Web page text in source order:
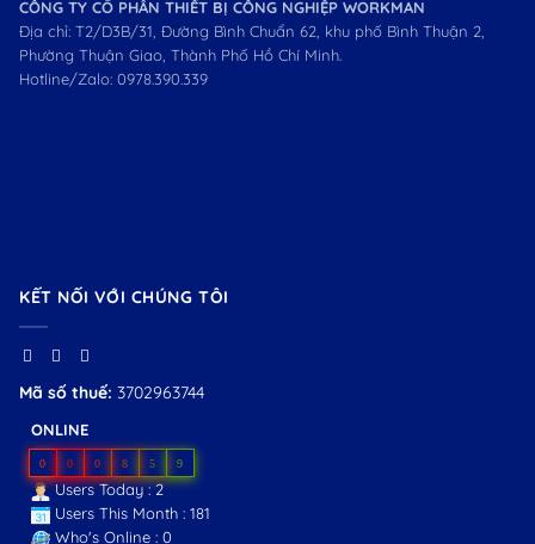
CÔNG TY CỔ PHẦN THIẾT BỊ CÔNG NGHIỆP WORKMAN
Địa chỉ: T2/D3B/31, Đường Bình Chuẩn 62, khu phố Bình Thuận 2,
Phường Thuận Giao, Thành Phố Hồ Chí Minh.
Hotline/Zalo: 0978.390.339
KẾT NỐI VỚI CHÚNG TÔI
Mã số thuế: 3702963744
ONLINE
0 0 0 8 5 9
Users Today : 2
Users This Month : 181
Who's Online : 0